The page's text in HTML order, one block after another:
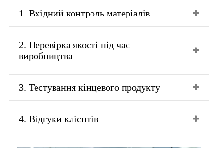
1. Вхідний контроль матеріалів
2. Перевірка якості під час
виробництва
3. Тестування кінцевого продукту
4. Відгуки клієнтів